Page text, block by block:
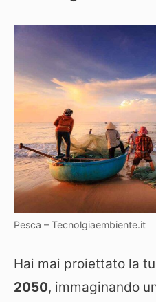
Pesca – Tecnolgiaembiente.it
Hai mai proiettato la
2050, immaginando